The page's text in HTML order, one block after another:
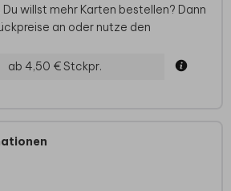
willst mehr Karten bestellen? Dann
an oder nutze den
ab 4,50 €Stckpr.